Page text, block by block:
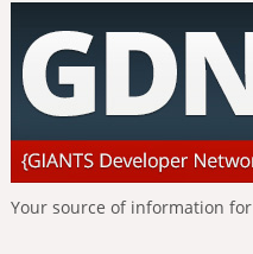
Your source of information